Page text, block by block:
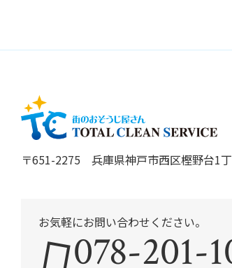
〒651-2275 兵庫県神戸市西区樫野台1
お気軽にお問い合わせください。
078-201-